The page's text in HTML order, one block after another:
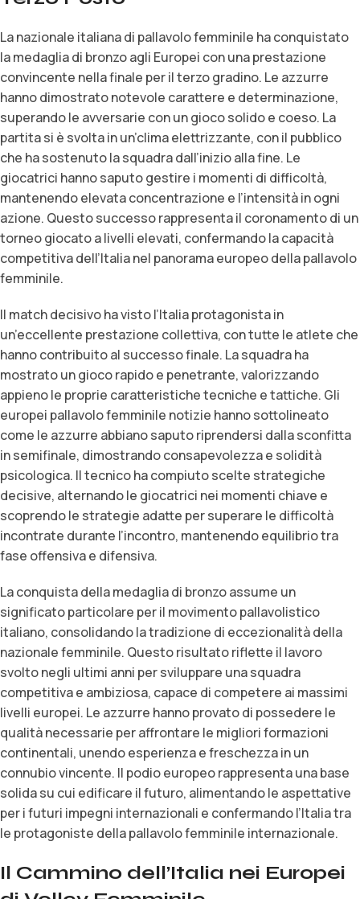
La nazionale italiana di pallavolo femminile ha conquistato
la medaglia di bronzo agli Europei con una prestazione
convincente nella finale per il terzo gradino. Le azzurre
hanno dimostrato notevole carattere e determinazione,
superando le avversarie con un gioco solido e coeso. La
partita si è svolta in un’clima elettrizzante, con il pubblico
che ha sostenuto la squadra dall’inizio alla fine. Le
giocatrici hanno saputo gestire i momenti di difficoltà,
mantenendo elevata concentrazione e l’intensità in ogni
azione. Questo successo rappresenta il coronamento di un
torneo giocato a livelli elevati, confermando la capacità
competitiva dell’Italia nel panorama europeo della pallavolo
femminile.
Il match decisivo ha visto l’Italia protagonista in
un’eccellente prestazione collettiva, con tutte le atlete che
hanno contribuito al successo finale. La squadra ha
mostrato un gioco rapido e penetrante, valorizzando
appieno le proprie caratteristiche tecniche e tattiche. Gli
europei pallavolo femminile notizie hanno sottolineato
come le azzurre abbiano saputo riprendersi dalla sconfitta
in semifinale, dimostrando consapevolezza e solidità
psicologica. Il tecnico ha compiuto scelte strategiche
decisive, alternando le giocatrici nei momenti chiave e
scoprendo le strategie adatte per superare le difficoltà
incontrate durante l’incontro, mantenendo equilibrio tra
fase offensiva e difensiva.
La conquista della medaglia di bronzo assume un
significato particolare per il movimento pallavolistico
italiano, consolidando la tradizione di eccezionalità della
nazionale femminile. Questo risultato riflette il lavoro
svolto negli ultimi anni per sviluppare una squadra
competitiva e ambiziosa, capace di competere ai massimi
livelli europei. Le azzurre hanno provato di possedere le
qualità necessarie per affrontare le migliori formazioni
continentali, unendo esperienza e freschezza in un
connubio vincente. Il podio europeo rappresenta una base
solida su cui edificare il futuro, alimentando le aspettative
per i futuri impegni internazionali e confermando l’Italia tra
le protagoniste della pallavolo femminile internazionale.
Il Cammino dell’Italia nei Europei